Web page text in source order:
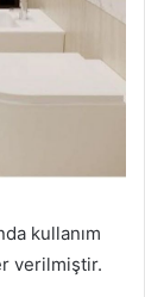
kullanım
verilmiştir.